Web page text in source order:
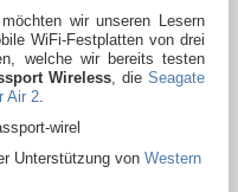
wir unseren Lesern
WiFi-Festplatten von drei
welche wir bereits testen
Wireless , die Seagate
Air 2
Unterstützung von Western